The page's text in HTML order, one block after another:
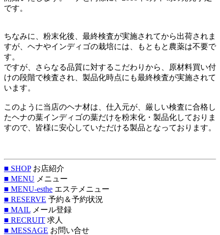
です。
ちなみに、粉末化後、最終検査が実施されてから出荷されま
すが、ヘナやインディゴの栽培には、もともと農薬は不要で
す。
ですが、さらなる品質に対するこだわりから、原材料買い付
けの段階で検査され、製品化時点にも最終検査が実施されて
います。
このように当店のヘナ材は、仕入元が、厳しい検査に合格し
たヘナの葉インディゴの葉だけを粉末化・製品化しておりま
すので、皆様に安心していただける製品となっております。
■ SHOPお店紹介
■ MENU メニュー
■ MENU-esthe エステメニュー
■ RESERVE 予約＆予約状況
■ MAIL メール登録
■ RECRUIT 求人
■ MESSAGE お問い合せ